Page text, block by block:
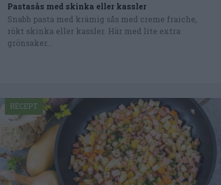
Pastasås med skinka eller kassler
Snabb pasta med krämig sås med creme fraiche,
rökt skinka eller kassler. Här med lite extra
grönsaker...
RECEPT